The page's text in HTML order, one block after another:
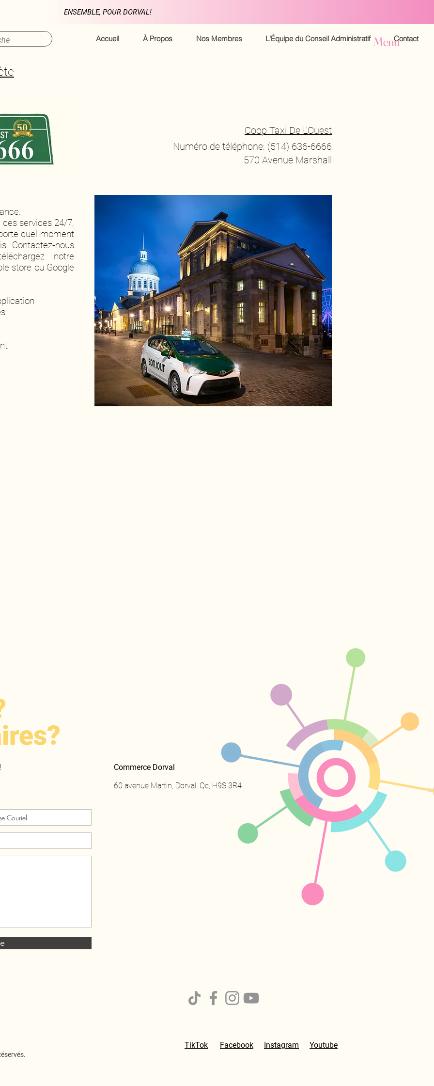
ENSEMBLE, POUR DORVAL!
Accueil À Propos Nos Membres L'Équipe du Conseil Administratif Contact
des services 24/7,
quel moment
Contactez-nous
notre
store ou Google
Numéro de téléphone: (514) 636-6666
570 Avenue Marshall
Coop Taxi De L'Ouest
Menu
Commerce Dorval
60 avenue Martin, Dorval, Qc, H9S 3R4
TikTok Facebook Instagram Youtube